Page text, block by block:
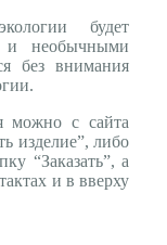
будет
и необычными
без внимания
можно с сайта
изделие”, либо
“Заказать”, а
и в вверху